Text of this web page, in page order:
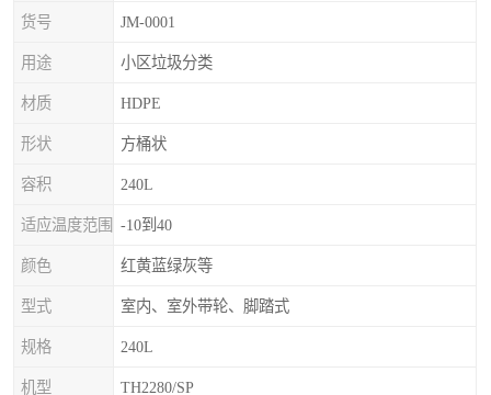
货号 JM-0001
用途 小区垃圾分类
材质 HDPE
形状 方桶状
容积 240L
适应温度范围 -10到40
颜色 红黄蓝绿灰等
型式 室内、室外带轮、脚踏式
规格 240L
机型 TH2280/SP